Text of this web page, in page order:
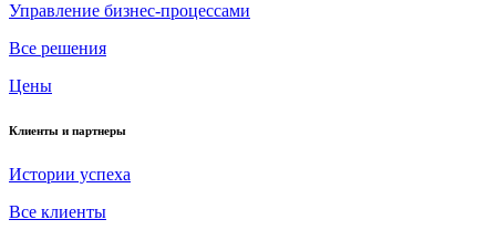
Управление бизнес-процессами
Все решения
Цены
Клиенты и партнеры
Истории успеха
Все клиенты